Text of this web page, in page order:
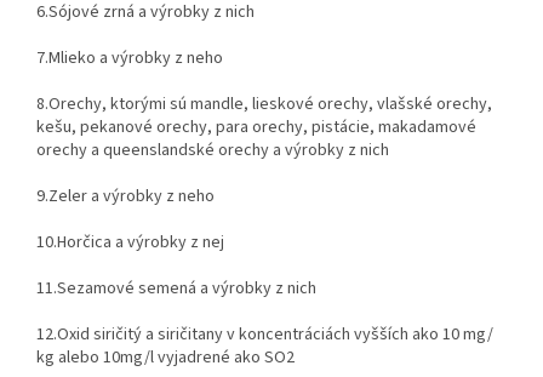
6.Sójové zrná a výrobky z nich
7.Mlieko a výrobky z neho
8.Orechy, ktorými sú mandle, lieskové orechy, vlašské orechy,
kešu, pekanové orechy, para orechy, pistácie, makadamové
orechy a queenslandské orechy a výrobky z nich
9.Zeler a výrobky z neho
10.Horčica a výrobky z nej
11.Sezamové semená a výrobky z nich
12.Oxid siričitý a siričitany v koncentráciách vyšších ako 10 mg/
kg alebo 10mg/l vyjadrené ako SO2